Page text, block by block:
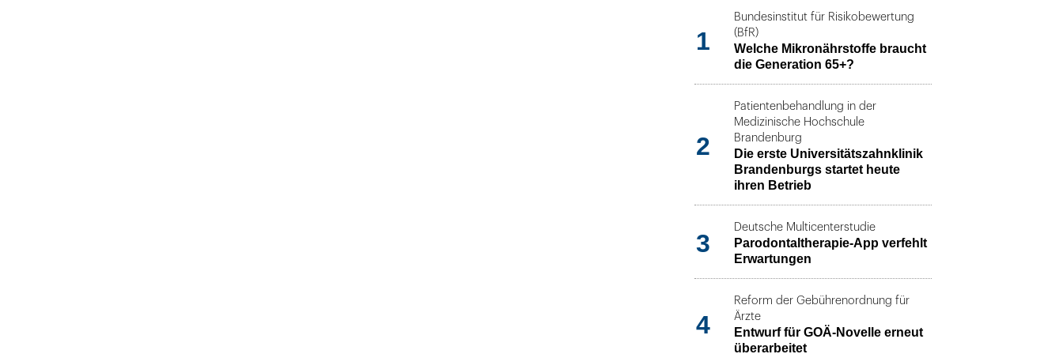
1
Bundesinstitut für Risikobewertung
(BfR)
Welche Mikronährstoffe braucht
die Generation 65+?
2
Patientenbehandlung in der
Medizinische Hochschule
Brandenburg
Die erste Universitätszahnklinik
Brandenburgs startet heute
ihren Betrieb
3
Deutsche Multicenterstudie
Parodontaltherapie-App verfehlt
Erwartungen
4
Reform der Gebührenordnung für
Ärzte
Entwurf für GOÄ-Novelle erneut
überarbeitet